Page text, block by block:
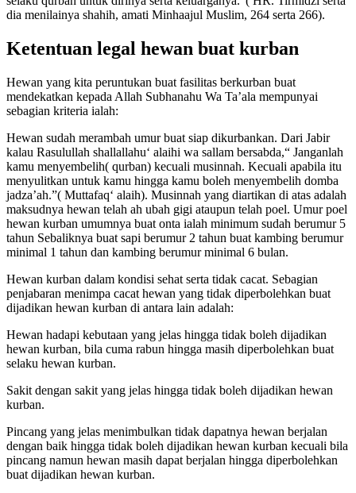
dia menilainya shahih, amati Minhaajul Muslim, 264 serta 266).
Ketentuan legal hewan buat kurban
Hewan yang kita peruntukan buat fasilitas berkurban buat
mendekatkan kepada Allah Subhanahu Wa Ta’ala mempunyai
sebagian kriteria ialah:
Hewan sudah merambah umur buat siap dikurbankan. Dari Jabir
kalau Rasulullah shallallahu‘ alaihi wa sallam bersabda,“ Janganlah
kamu menyembelih( qurban) kecuali musinnah. Kecuali apabila itu
menyulitkan untuk kamu hingga kamu boleh menyembelih domba
jadza’ah.”( Muttafaq‘ alaih). Musinnah yang diartikan di atas adalah
maksudnya hewan telah ah ubah gigi ataupun telah poel. Umur poel
hewan kurban umumnya buat onta ialah minimum sudah berumur 5
tahun Sebaliknya buat sapi berumur 2 tahun buat kambing berumur
minimal 1 tahun dan kambing berumur minimal 6 bulan.
Hewan kurban dalam kondisi sehat serta tidak cacat. Sebagian
penjabaran menimpa cacat hewan yang tidak diperbolehkan buat
dijadikan hewan kurban di antara lain adalah:
Hewan hadapi kebutaan yang jelas hingga tidak boleh dijadikan
hewan kurban, bila cuma rabun hingga masih diperbolehkan buat
selaku hewan kurban.
Sakit dengan sakit yang jelas hingga tidak boleh dijadikan hewan
kurban.
Pincang yang jelas menimbulkan tidak dapatnya hewan berjalan
dengan baik hingga tidak boleh dijadikan hewan kurban kecuali bila
pincang namun hewan masih dapat berjalan hingga diperbolehkan
buat dijadikan hewan kurban.